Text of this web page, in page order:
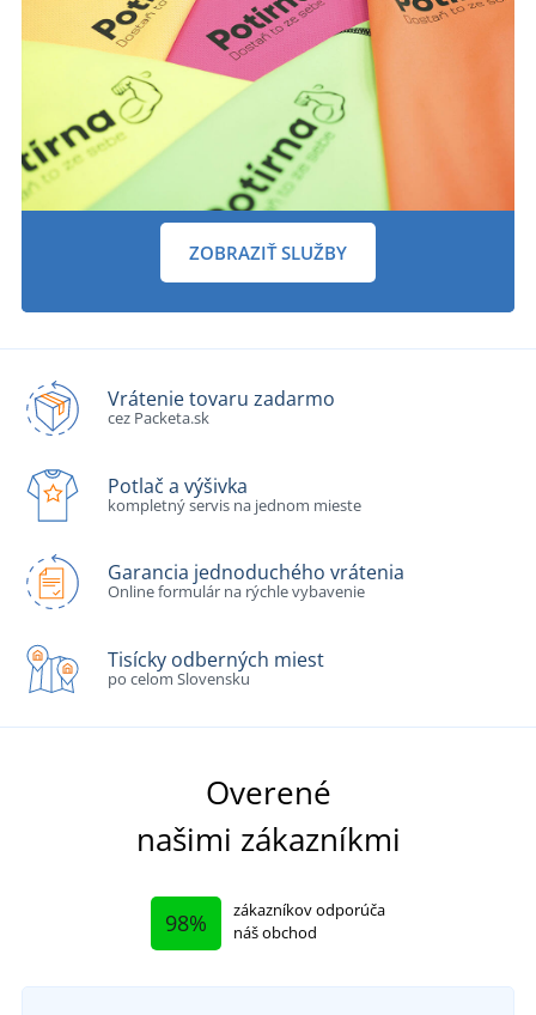
ZOBRAZIŤ SLUŽBY
Vrátenie tovaru zadarmo
cez Packeta.sk
Potlač a výšivka
kompletný servis na jednom mieste
Garancia jednoduchého vrátenia
Online formulár na rýchle vybavenie
Tisícky odberných miest
po celom Slovensku
Overené
našimi zákazníkmi
98%
zákazníkov odporúča
náš obchod